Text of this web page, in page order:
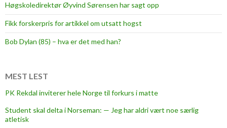
j
Høgskoledirektør Øyvind Sørensen har sagt opp
Fikk forskerpris for artikkel om utsatt hogst
Bob Dylan (85) – hva er det med han?
MEST LEST
PK Rekdal inviterer hele Norge til forkurs i matte
Student skal delta i Norseman: — Jeg har aldri vært noe særlig
atletisk